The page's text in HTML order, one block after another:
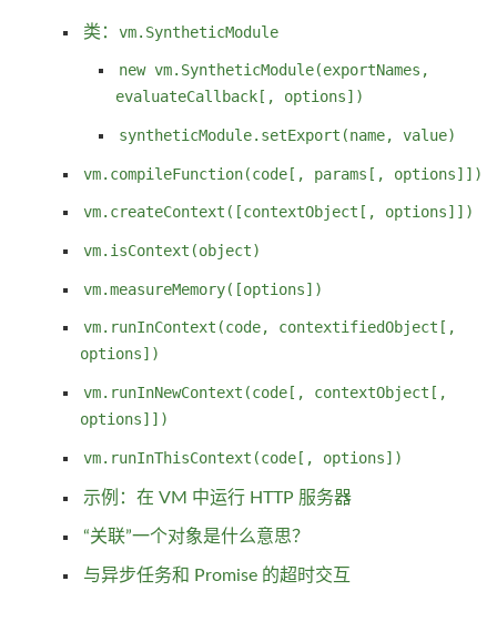
类： vm.SyntheticModule
new vm.SyntheticModule(exportNames,
evaluateCallback[, options])
syntheticModule.setExport(name, value)
vm.compileFunction(code[, params[, options]])
vm.createContext([contextObject[, options]])
vm.isContext(object)
vm.measureMemory([options])
vm.runInContext(code, contextifiedObject[,
options])
vm.runInNewContext(code[, contextObject[,
options]])
vm.runInThisContext(code[, options])
示例：在 VM 中运行 HTTP 服务器
“关联”一个对象是什么意思？
与异步任务和 Promise 的超时交互